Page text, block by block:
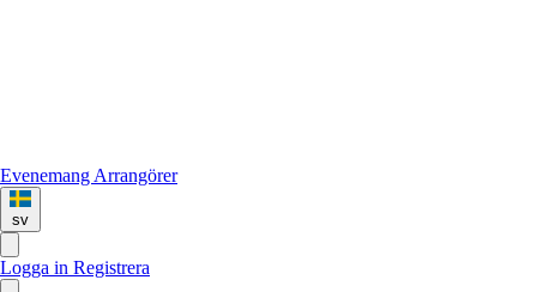
Evenemang Arrangörer
sv
Logga in Registrera